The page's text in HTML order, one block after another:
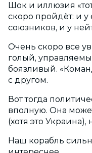
Шок и иллюзия
скоро пройдёт: и у
союзников, и у
Очень скоро все
голый,
боязливый.
с другом.
Вот тогда
вполную. Она
(хотя это Украина),
Наш корабль